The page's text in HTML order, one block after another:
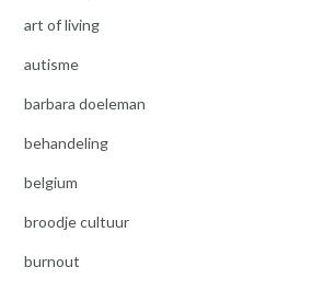
art of living
autisme
barbara doeleman
behandeling
belgium
broodje cultuur
burnout